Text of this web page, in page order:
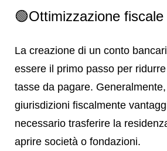
🟢Ottimizzazione fiscale
La creazione di un conto
essere il primo passo per
tasse da pagare.
giurisdizioni fiscalmente
necessario trasferire la
aprire società o fondazioni.